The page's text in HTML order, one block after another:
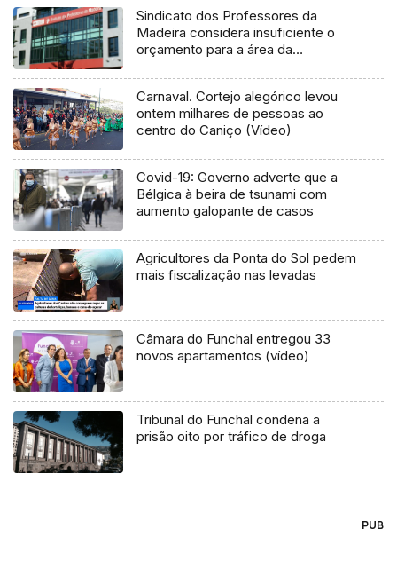
Sindicato dos Professores da
Madeira considera insuficiente o
orçamento para a área da
Carnaval. Cortejo alegórico levou
ontem milhares de pessoas ao
centro do Caniço (Vídeo)
Covid-19: Governo adverte que a
Bélgica à beira de tsunami com
aumento galopante de casos
Agricultores da Ponta do Sol pedem
mais fiscalização nas levadas
Câmara do Funchal entregou 33
novos apartamentos (vídeo)
Tribunal do Funchal condena a
prisão oito por tráfico de droga
PUB